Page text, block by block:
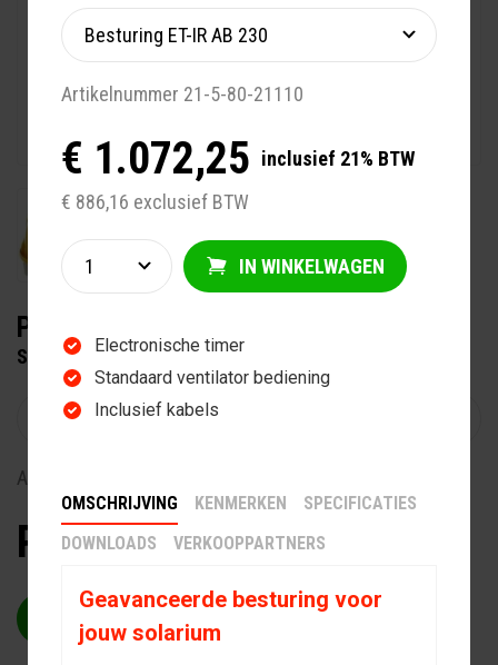
PLAATSING SOLARIUMS
STANDAARD
Artikelnummer 20-5-10-00230
Prijs op aanvraag
OFFERTE AANVRAGEN
Artikelnummer 21-5-80-21110
€ 1.072,25 inclusief 21% BTW
€ 886,16 exclusief BTW
IN WINKELWAGEN
Electronische timer
Standaard ventilator bediening
Inclusief kabels
OMSCHRIJVING KENMERKEN
SPECIFICATIES
DOWNLOADS
VERKOOPPARTNERS
Geavanceerde besturing voor
jouw solarium